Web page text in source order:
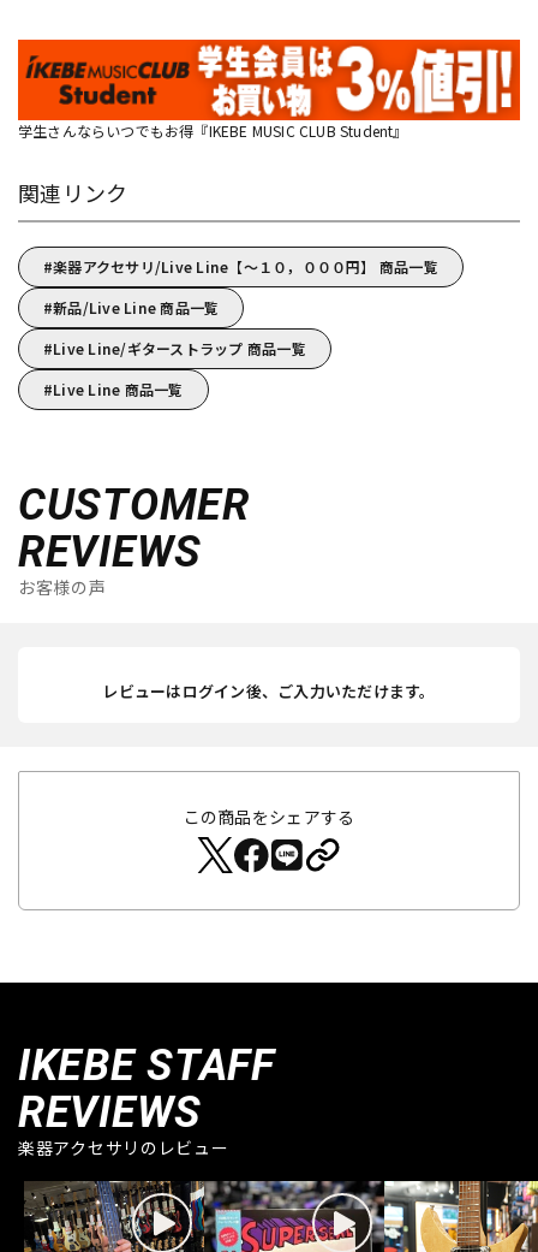
学生さんならいつでもお得『IKEBE MUSIC CLUB Student』
関連リンク
楽器アクセサリ/Live Line【～１０，０００円】 商品一覧
新品/Live Line 商品一覧
Live Line/ギターストラップ 商品一覧
Live Line 商品一覧
CUSTOMER
REVIEWS
お客様の声
レビューはログイン後、ご入力いただけます。
この商品をシェアする
IKEBE STAFF
REVIEWS
楽器アクセサリのレビュー